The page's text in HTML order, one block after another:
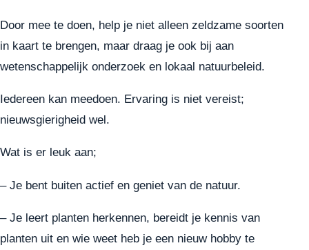
Door mee te doen, help je niet alleen zeldzame soorten
in kaart te brengen, maar draag je ook bij aan
wetenschappelijk onderzoek en lokaal natuurbeleid.
Iedereen kan meedoen. Ervaring is niet vereist;
nieuwsgierigheid wel.
Wat is er leuk aan;
– Je bent buiten actief en geniet van de natuur.
– Je leert planten herkennen, bereidt je kennis van
planten uit en wie weet heb je een nieuw hobby te